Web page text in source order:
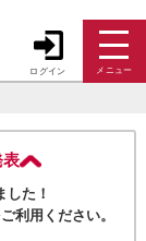
ログイン メニュー
表
た！
利用ください。